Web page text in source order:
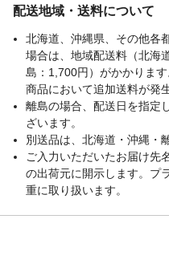
配送地域・送料について
北海道、沖縄県、その他各
場合は、地域配送料（北海
島：1,700円）がかかりま
商品において追加送料が発
離島の場合、配送日を指定
ざいます。
別送品は、北海道・沖縄・
ご入力いただいたお届け先
の出荷元に開示します。プ
重に取り扱います。